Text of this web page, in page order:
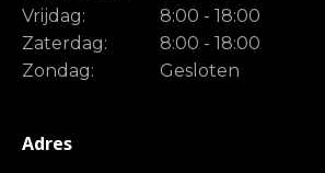
Vrijdag:
8:00 - 18:00
Zaterdag:
8:00 - 18:00
Zondag:
Gesloten
Adres